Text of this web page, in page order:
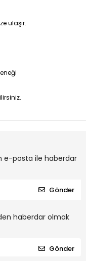
ulaşır.
e-posta ile haberdar
Gönder
haberdar olmak
Gönder